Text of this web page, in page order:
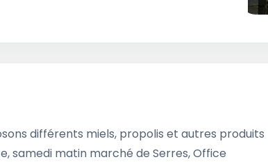
différents miels, propolis et autres produits
samedi matin marché de Serres, Office